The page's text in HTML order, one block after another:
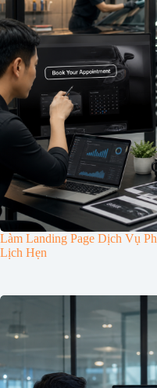
Làm Landing Page Dịch Vụ
Lịch Hẹn